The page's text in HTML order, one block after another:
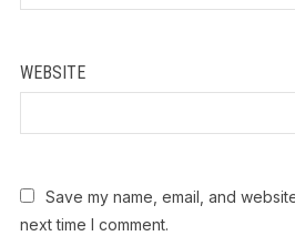
WEBSITE
Save my name, email, and
next time I comment.